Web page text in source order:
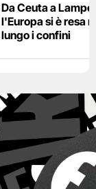
Da Ceuta a
l'Europa si è resa
lungo i confini